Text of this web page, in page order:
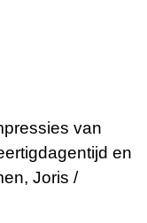
van
en
Joris /